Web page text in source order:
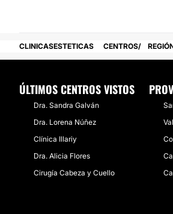
No
Métodos de pago aceptados:
CLINICASESTETICAS CENTROS
ÚLTIMOS CENTROS VISTOS
Dra. Sandra Galván
Dra. Lorena Núñez
Clínica Illariy
Dra. Alicia Flores
Cirugía Cabeza y Cuello